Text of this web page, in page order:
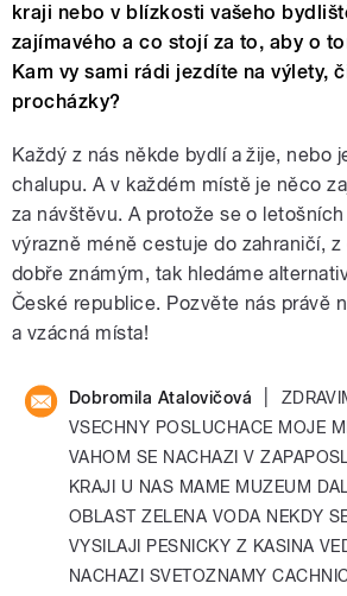
kraji nebo v blízkosti vašeho
zajímavého a co stojí za to, aby o
Kam vy sami rádi jezdíte na výlety,
procházky?
Každý z nás někde bydlí a žije, nebo
chalupu. A v každém místě je něco
za návštěvu. A protože se o
výrazně méně cestuje do zahraničí,
dobře známým, tak hledáme
České republice. Pozvěte nás právě
a vzácná místa!
Dobromila Atalovičová
VSECHNY POSLUCHACE MOJE
VAHOM SE NACHAZI V
KRAJI U NAS MAME MUZEUM
OBLAST ZELENA VODA NEKDY
VYSILAJI PESNICKY Z KASINA
NACHAZI SVETOZNAMY